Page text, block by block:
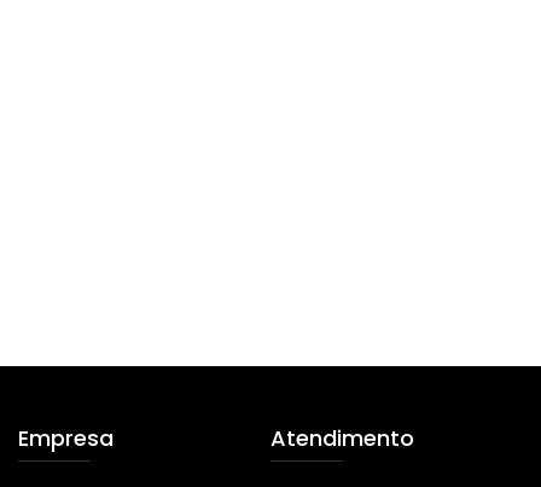
Empresa Atendimento